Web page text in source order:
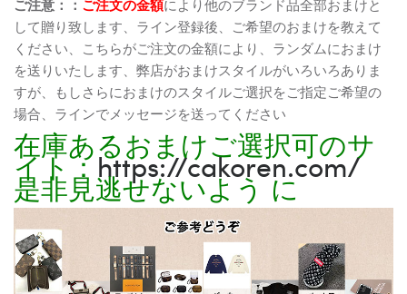
ご注意：： ご注文の金額により他のブランド品全部おまけと
して贈り致します、ライン登録後、ご希望のおまけを教えて
ください、こちらがご注文の金額により、ランダムにおまけ
を送りいたします、弊店がおまけスタイルがいろいろありま
すが、もしさらにおまけのスタイルご選択をご指定ご希望の
場合、ラインでメッセージを送ってください
在庫あるおまけご選択可のサ
イト：https://cakoren.com/
是非見逃せないよう に